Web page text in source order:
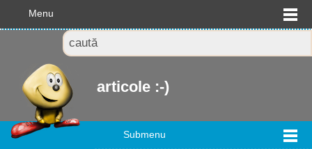
Menu
articole :-)
Submenu